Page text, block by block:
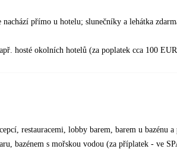
přímo u hotelu; slunečníky a lehátka
hosté okolních hotelů (za poplatek cca 100
restauracemi, lobby barem, barem u bazénu
bazénem s mořskou vodou (za příplatek - ve